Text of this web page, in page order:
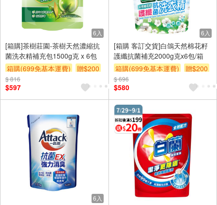
6入
[箱購]茶樹莊園-茶樹天然濃縮抗
菌洗衣精補充包1500g克 x 6包
箱購(699免基本運費)
贈$200
$ 816
$597
6入
[箱購 客訂交貨]白鴿天然棉花籽
護纖抗菌補充2000g克x6包/箱
箱購(699免基本運費)
贈$200
$ 696
$580
6入